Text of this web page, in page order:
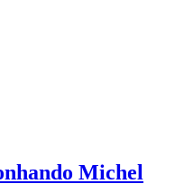
Michel